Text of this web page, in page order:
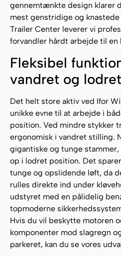
gennemtænkte design klarer
mest genstridige og
Trailer Center leverer vi
forvandler hårdt arbejde til en
Fleksibel
vandret og
Det helt store aktiv ved Ifor
unikke evne til at arbejde i
position. Ved mindre stykker
ergonomisk i vandret stilling.
gigantiske og tunge
op i lodret position. Det
tunge og opslidende løft, da
rulles direkte ind under
udstyret med en pålidelig
topmoderne
Hvis du vil beskytte motoren
komponenter mod slagregn
parkeret, kan du se vores